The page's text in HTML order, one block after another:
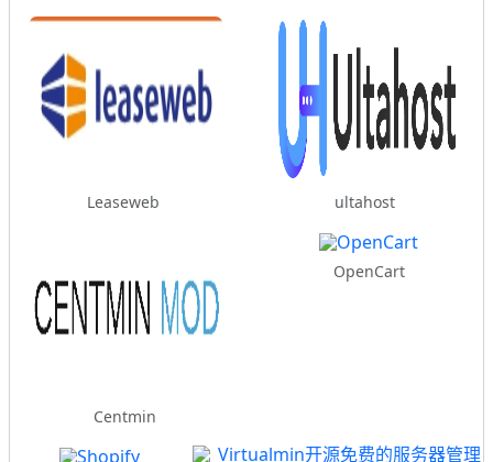
Leaseweb ultahost
Centmin
OpenCart